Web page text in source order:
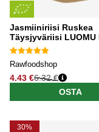
Jasmiiniriisi Ruskea
Täysjyväriisi LUOMU
Rawfoodshop
4.43 €
Normaali hinta
6.32 €
OSTA
30%